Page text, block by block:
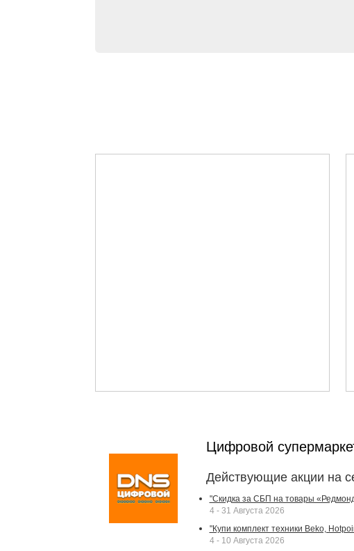
Цифровой
Действующие акции на
"Скидка за СБП на товары
4 - 31 Августа 2026
"Купи комплект техники Beko,
4 - 10 Августа 2026